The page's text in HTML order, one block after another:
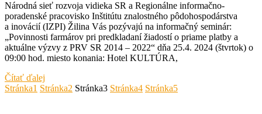
Národná sieť rozvoja vidieka SR a Regionálne informačno-
poradenské pracovisko Inštitútu znalostného pôdohospodárstva
a inovácií (IZPI) Žilina Vás pozývajú na informačný seminár:
„Povinnosti farmárov pri predkladaní žiadostí o priame platby a
aktuálne výzvy z PRV SR 2014 – 2022“ dňa 25.4. 2024 (štvrtok) o
09:00 hod. miesto konania: Hotel KULTÚRA,
Čítať ďalej
Stránka1 Stránka2 Stránka3 Stránka4 Stránka5